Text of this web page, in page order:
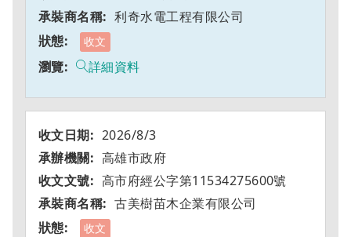
利奇水電工程有限公司
收文
詳細資料
2026/8/3
高雄市政府
高市府經公字第11534275600號
古美樹苗木企業有限公司
收文